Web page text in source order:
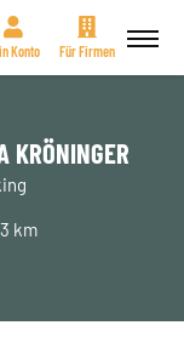
Konto Für Firmen
KRÖNINGER
km